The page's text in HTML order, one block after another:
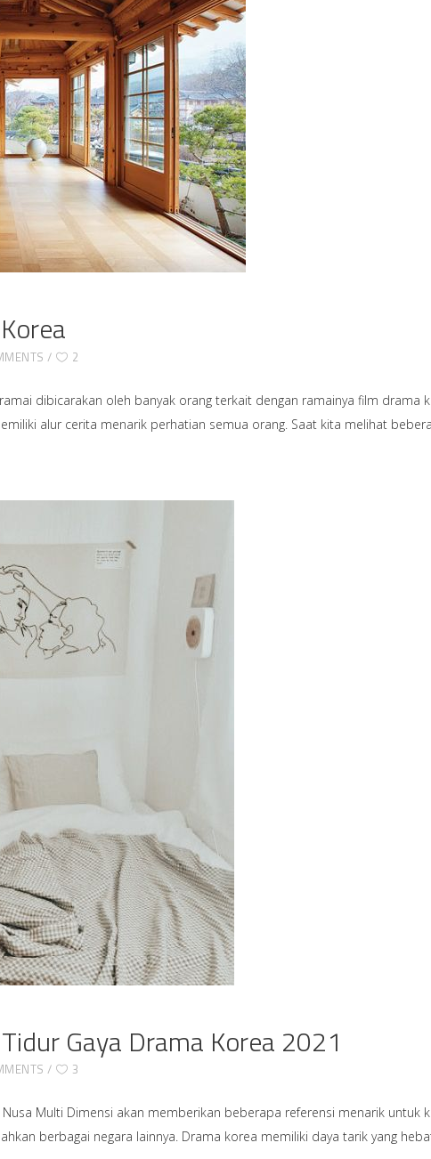
2
dibicarakan oleh banyak orang terkait dengan ramainya film drama
alur cerita menarik perhatian semua orang. Saat kita melihat
Gaya Drama Korea 2021
3
Multi Dimensi akan memberikan beberapa referensi menarik untuk
berbagai negara lainnya. Drama korea memiliki daya tarik yang